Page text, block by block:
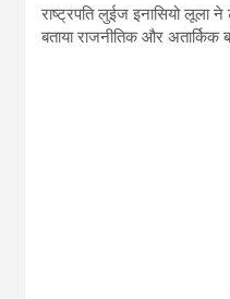
राष्ट्रपति लुईज इनासियो लूला
बताया राजनीतिक और अतार्किक